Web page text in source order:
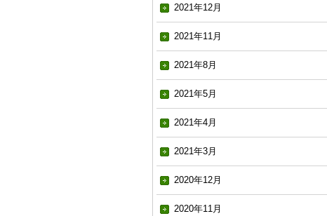
2021年12月
2021年11月
2021年8月
2021年5月
2021年4月
2021年3月
2020年12月
2020年11月